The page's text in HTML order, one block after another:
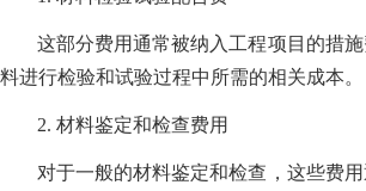
这部分费用通常被纳入工程项目的措
料进行检验和试验过程中所需的相关成本。
2. 材料鉴定和检查费用
对于一般的材料鉴定和检查，这些费